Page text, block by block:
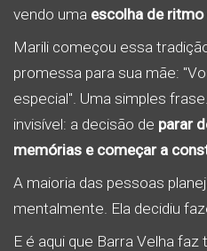
vendo uma escolha de ritmo
Marili começou essa
promessa para sua mãe:
especial". Uma simples
invisível: a decisão de parar
memórias e começar a
A maioria das pessoas
mentalmente. Ela decidiu
E é aqui que Barra Velha